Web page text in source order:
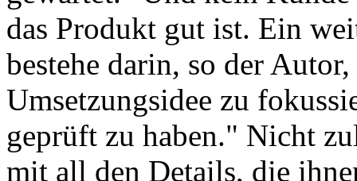
das Produkt gut ist. Ein
bestehe darin, so der
Umsetzungsidee zu
geprüft zu haben." Nicht
mit all den Details, die